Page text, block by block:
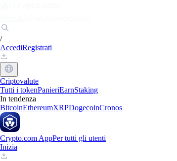
/
AccediRegistrati
Criptovalute
Tutti i tokenPanieriEarnStaking
In tendenza
BitcoinEthereumXRPDogecoinCronos
Crypto.com AppPer tutti gli utenti
Inizia